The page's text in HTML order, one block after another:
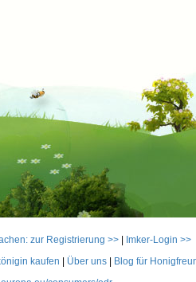
zur Registrierung >>
Imker-Login >>
kaufen
Über uns Blog für